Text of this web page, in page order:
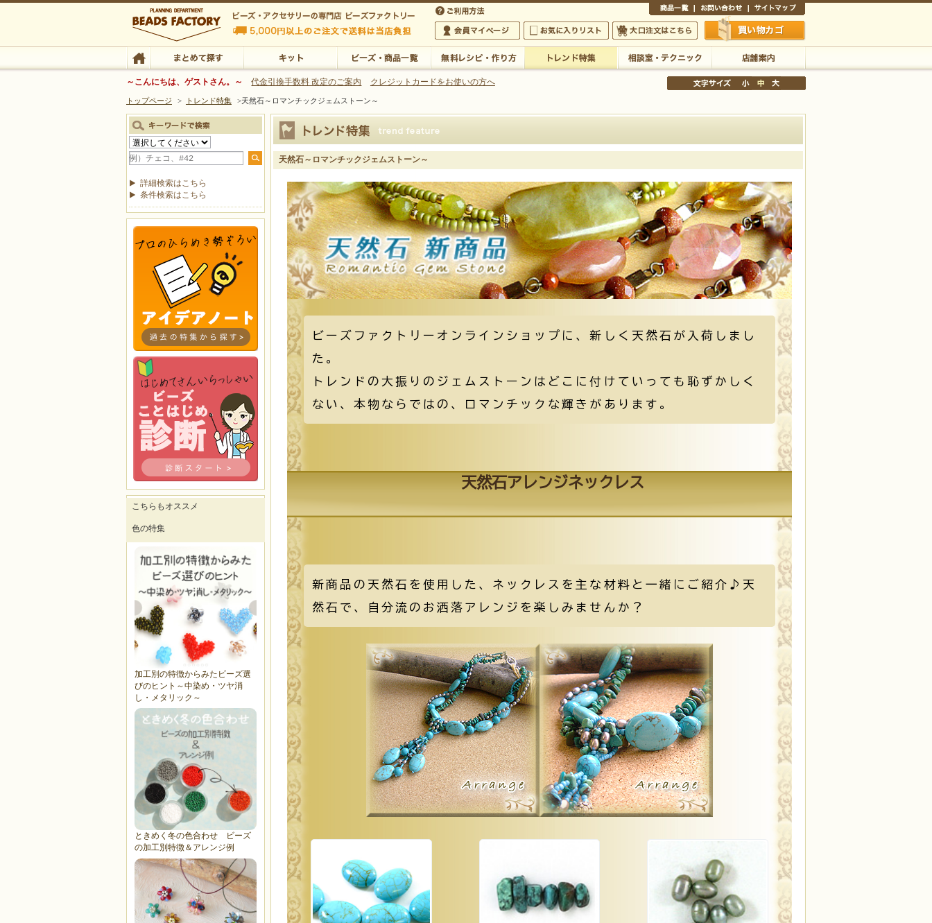
ビーズファクトリー ビーズ・パーツ・金具など・アクセサリーの専門店
TOP まとめて探す
文字サイズの変更 小 中 大
～こんにちは、ゲストさん。～ 代金引換手数料 改定のご案内 クレジットカードをお使いの方へ
トップページ > トレンド特集 >天然石～ロマンチックジェムストーン～
天然石～ロマンチックジェムストーン～
ビーズファクトリーオンラインショップに、新しく天然石が入荷しまし
た。
トレンドの大振りのジェムストーンはどこに付けていっても恥ずかしく
ない、本物ならではの、ロマンチックな輝きがあります。
天然石アレンジネックレス
新商品の天然石を使用した、ネックレスを主な材料と一緒にご紹介♪天
然石で、自分流のお洒落アレンジを楽しみませんか？
詳細検索はこちら
条件検索はこちら
こちらもオススメ
色の特集
加工別の特徴からみたビーズ選
びのヒント～中染め・ツヤ消
し・メタリック～
ときめく冬の色合わせ ビーズ
の加工別特徴＆アレンジ例